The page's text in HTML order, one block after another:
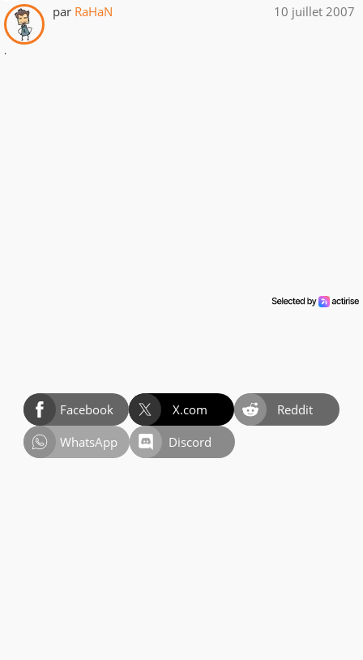
par RaHaN 10 juillet 2007
.
Facebook X.com
Reddit
WhatsApp
Discord